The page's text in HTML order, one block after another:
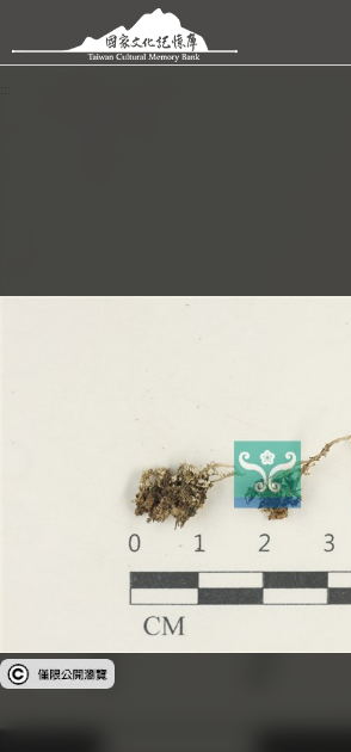
跳到主要內容區塊
受著作權法保護-僅限於本平台有限度公開瀏覽